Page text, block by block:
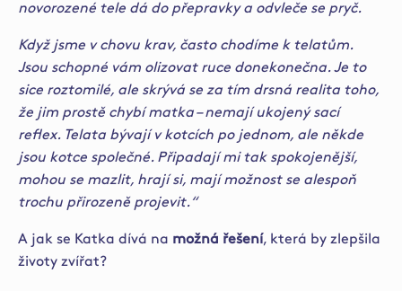
novorozené tele dá do přepravky a odvleče se pryč.
Když jsme v chovu krav, často chodíme k telatům.
Jsou schopné vám olizovat ruce donekonečna. Je to
sice roztomilé, ale skrývá se za tím drsná realita toho,
že jim prostě chybí matka – nemají ukojený sací
reflex. Telata bývají v kotcích po jednom, ale někde
jsou kotce společné. Připadají mi tak spokojenější,
mohou se mazlit, hrají si, mají možnost se alespoň
trochu přirozeně projevit.“
A jak se Katka dívá na možná řešení, která by zlepšila
životy zvířat?